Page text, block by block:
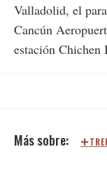
Valladolid, el
Cancún
estación Chichen